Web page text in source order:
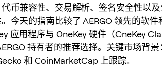
币兼容性、交易解析、签名安全性以
今天的指南比较了 AERGO 领先的软件
应用程序与 OneKey 硬件（OneKey
持有者的推荐选择。关键市场背景
和 CoinMarketCap 上跟踪。